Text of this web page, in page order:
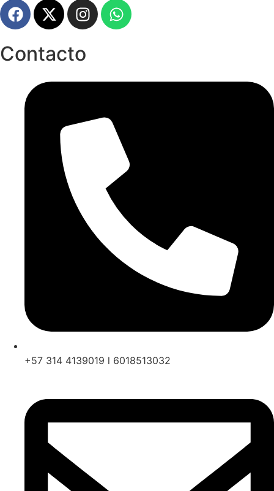
Contacto
+57 314 4139019 l 6018513032